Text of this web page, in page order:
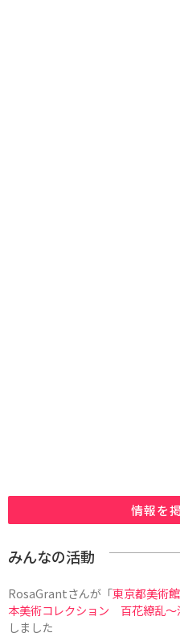
情報を
みんなの活動
RosaGrantさんが「東京都美術
本美術コレクション 百花繚乱～
しました